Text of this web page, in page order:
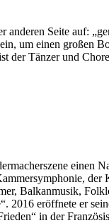
Seite auf:
um einen großen
der Tänzer und
einen
Balkanmusik,
2016 eröffnete er
in der